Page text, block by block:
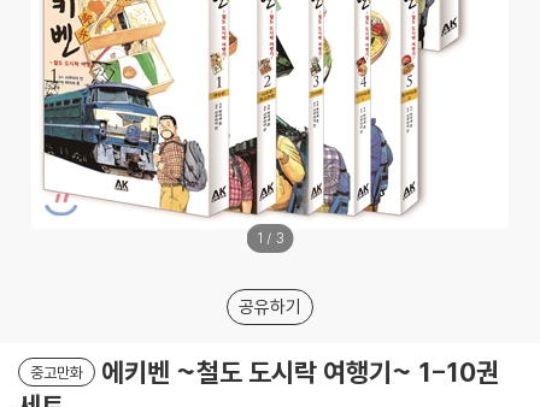
1 / 3
공유하기
중고만화
에키벤 ~철도 도시락 여행기~ 1-10권